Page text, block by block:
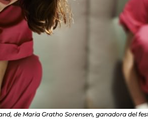
de Maria Gratho Sorensen, ganadora del